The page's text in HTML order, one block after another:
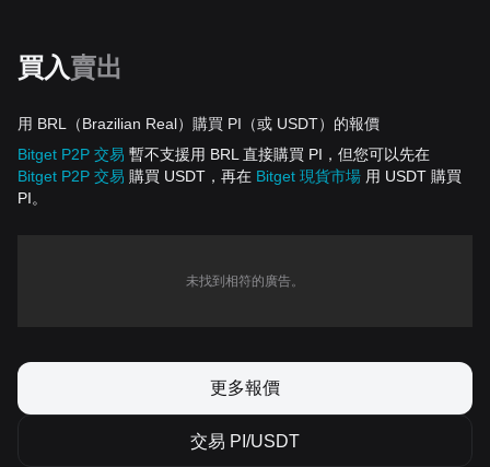
買入賣出
用 BRL（Brazilian Real）購買 PI（或 USDT）的報價
Bitget P2P 交易 暫不支援用 BRL 直接購買 PI，但您可以先在
Bitget P2P 交易 購買 USDT，再在 Bitget 現貨市場 用 USDT 購買
PI。
未找到相符的廣告。
更多報價
交易 PI/USDT